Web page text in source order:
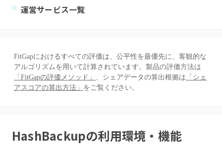
運営サービス一覧
FitGapにおけるすべての評価は、公平性を最優先に、客観的な
アルゴリズムを用いて計算されています。製品の評価方法は
「FitGapの評価メソッド」 、シェアデータの算出根拠は 「シェ
アスコアの算出方法」 をご覧ください。
HashBackupの利用環境・機能